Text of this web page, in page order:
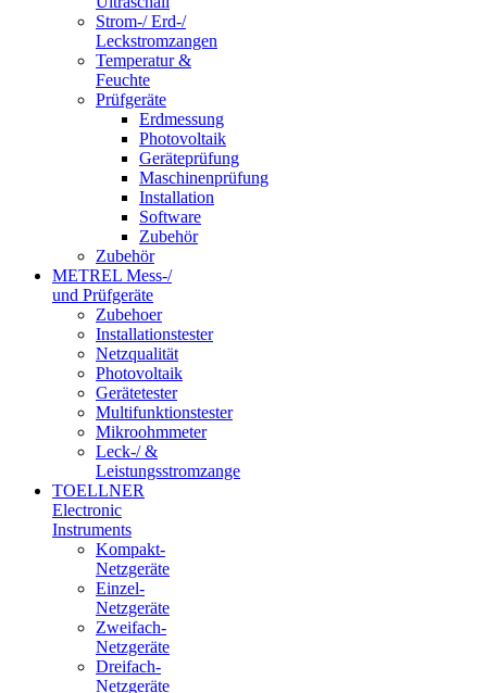
Strom-/ Erd-/
Leckstromzangen
Temperatur &
Feuchte
Prüfgeräte
Erdmessung
Photovoltaik
Geräteprüfung
Maschinenprüfung
Installation
Software
Zubehör
Zubehör
METREL Mess-/
und Prüfgeräte
Zubehoer
Installationstester
Netzqualität
Photovoltaik
Gerätetester
Multifunktionstester
Mikroohmmeter
Leck-/ &
Leistungsstromzange
TOELLNER
Electronic
Instruments
Kompakt-
Netzgeräte
Einzel-
Netzgeräte
Zweifach-
Netzgeräte
Dreifach-
Netzgeräte